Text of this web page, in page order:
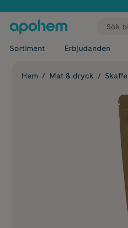
Sortiment Erbjudanden
Hem Mat & dryck